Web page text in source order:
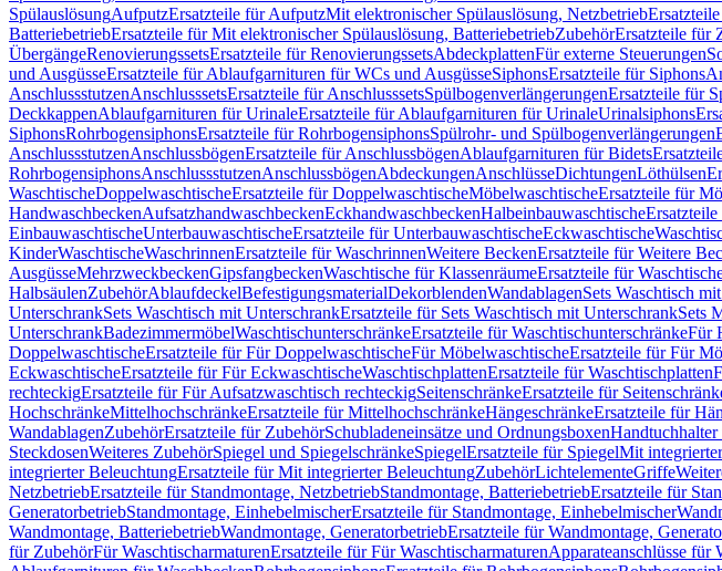
SpülauslösungAufputzErsatzteile für AufputzMit elektronischer Spülauslösung, Netzbetrieb
BatteriebetriebErsatzteile für Mit elektronischer Spülauslösung, BatteriebetriebZubehörErsatzteile für
ÜbergängeRenovierungssetsErsatzteile für RenovierungssetsAbdeckplattenFür externe Steuerungen
und AusgüsseErsatzteile für Ablaufgarnituren für WCs und AusgüsseSiphonsErsatzteile für Siphons
AnschlussstutzenAnschlusssetsErsatzteile für AnschlusssetsSpülbogenverlängerungenErsatzteile für
DeckkappenAblaufgarnituren für UrinaleErsatzteile für Ablaufgarnituren für UrinaleUrinalsiphons
SiphonsRohrbogensiphonsErsatzteile für RohrbogensiphonsSpülrohr- und Spülbogenverlängerungen
AnschlussstutzenAnschlussbögenErsatzteile für AnschlussbögenAblaufgarnituren für Bidets
RohrbogensiphonsAnschlussstutzenAnschlussbögenAbdeckungenAnschlüsseDichtungenLöthülsen
WaschtischeDoppelwaschtischeErsatzteile für DoppelwaschtischeMöbelwaschtischeErsatzteile für
HandwaschbeckenAufsatzhandwaschbeckenEckhandwaschbeckenHalbeinbauwaschtische
EinbauwaschtischeUnterbauwaschtischeErsatzteile für UnterbauwaschtischeEckwaschtische
KinderWaschtischeWaschrinnenErsatzteile für WaschrinnenWeitere BeckenErsatzteile für Weitere
AusgüsseMehrzweckbeckenGipsfangbeckenWaschtische für KlassenräumeErsatzteile für
HalbsäulenZubehörAblaufdeckelBefestigungsmaterialDekorblendenWandablagenSets Waschtisch
UnterschrankSets Waschtisch mit UnterschrankErsatzteile für Sets Waschtisch mit UnterschrankSets
UnterschrankBadezimmermöbelWaschtischunterschränkeErsatzteile für WaschtischunterschränkeFür
DoppelwaschtischeErsatzteile für Für DoppelwaschtischeFür MöbelwaschtischeErsatzteile für Für
EckwaschtischeErsatzteile für Für EckwaschtischeWaschtischplattenErsatzteile für Waschtischplatten
rechteckigErsatzteile für Für Aufsatzwaschtisch rechteckigSeitenschränkeErsatzteile für
HochschränkeMittelhochschränkeErsatzteile für MittelhochschränkeHängeschränkeErsatzteile für
WandablagenZubehörErsatzteile für ZubehörSchubladeneinsätze und Ordnungsboxen
SteckdosenWeiteres ZubehörSpiegel und SpiegelschränkeSpiegelErsatzteile für SpiegelMit
integrierter BeleuchtungErsatzteile für Mit integrierter BeleuchtungZubehörLichtelementeGriffe
NetzbetriebErsatzteile für Standmontage, NetzbetriebStandmontage, BatteriebetriebErsatzteile für
GeneratorbetriebStandmontage, EinhebelmischerErsatzteile für Standmontage, Einhebelmischer
Wandmontage, BatteriebetriebWandmontage, GeneratorbetriebErsatzteile für Wandmontage,
für ZubehörFür WaschtischarmaturenErsatzteile für Für WaschtischarmaturenApparateanschlüsse für